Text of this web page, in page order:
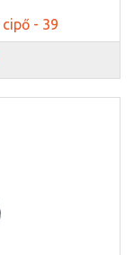
cipő - 39